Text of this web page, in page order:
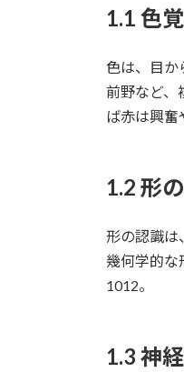
1.1 色
色は、目か
前野など、
ば赤は興奮
1.2 形
形の認識は
幾何学的な
1012。
1.3 神